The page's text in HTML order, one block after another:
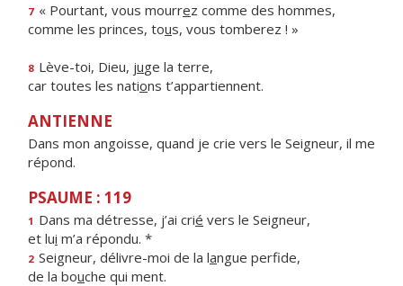
7 « Pourtant, vous mourrez comme des hommes,
comme les princes, tous, vous tomberez ! »
8 Lève-toi, Dieu, juge la terre,
car toutes les nations t’appartiennent.
ANTIENNE
Dans mon angoisse, quand je crie vers le Seigneur, il me
répond.
PSAUME : 119
1 Dans ma détresse, j’ai crié vers le Seigneur,
et lui m’a répondu. *
2 Seigneur, délivre-moi de la langue perfide,
de la bouche qui ment.